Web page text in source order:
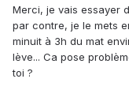
Merci, je vais essayer
par contre, je le mets
minuit à 3h du mat
lève... Ca pose
toi ?